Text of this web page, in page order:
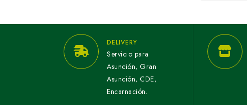
DELIVERY
Servicio para
Asunción, Gran
Asunción, CDE,
Encarnación.